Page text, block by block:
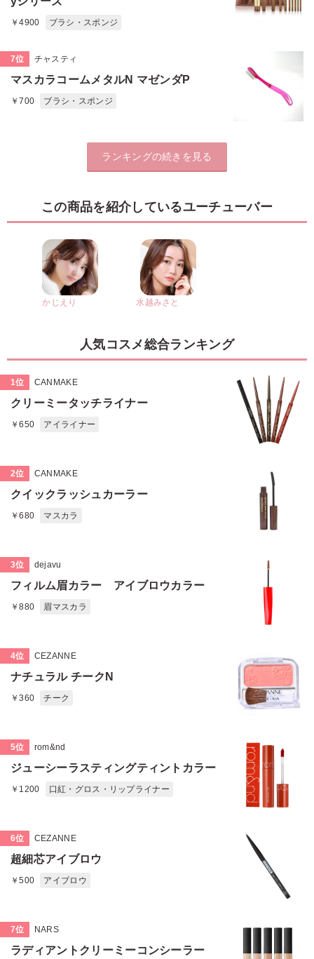
￥4900 ブラシ・スポンジ
7位 チャスティ
マスカラコームメタルN マゼンダP
￥700 ブラシ・スポンジ
ランキングの続きを見る
この商品を紹介しているユーチューバー
かじえり 水越みさと
人気コスメ総合ランキング
1位 CANMAKE
クリーミータッチライナー
￥650 アイライナー
2位 CANMAKE
クイックラッシュカーラー
￥680 マスカラ
3位 dejavu
フィルム眉カラー アイブロウカラー
￥880 眉マスカラ
4位 CEZANNE
ナチュラル チークN
￥360 チーク
5位 rom&nd
ジューシーラスティングティントカラー
￥1200 口紅・グロス・リップライナー
6位 CEZANNE
超細芯アイブロウ
￥500 アイブロウ
7位 NARS
ラディアントクリーミーコンシーラー